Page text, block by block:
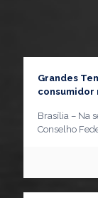
Grandes
consumidor
Brasília – Na
Conselho